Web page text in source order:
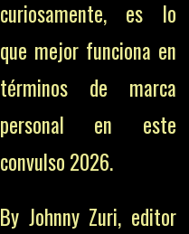
curiosamente, es lo
que mejor funciona en
términos de marca
personal en este
convulso 2026.
By Johnny Zuri, editor